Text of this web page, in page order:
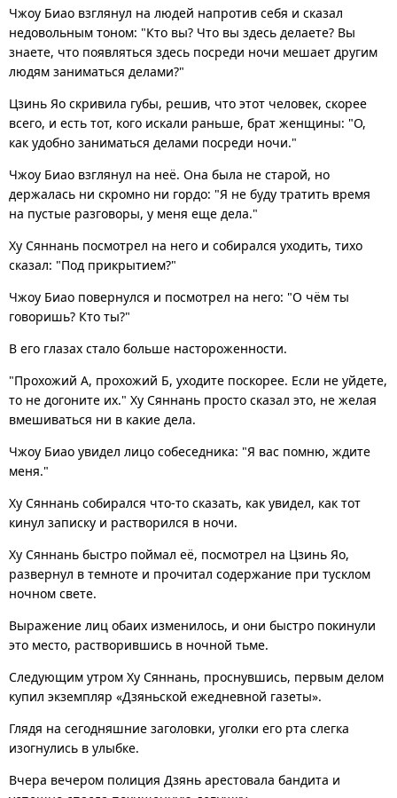
Чжоу Биао взглянул на людей напротив себя и сказал
недовольным тоном: "Кто вы? Что вы здесь делаете? Вы
знаете, что появляться здесь посреди ночи мешает другим
людям заниматься делами?"
Цзинь Яо скривила губы, решив, что этот человек, скорее
всего, и есть тот, кого искали раньше, брат женщины: "О,
как удобно заниматься делами посреди ночи."
Чжоу Биао взглянул на неё. Она была не старой, но
держалась ни скромно ни гордо: "Я не буду тратить время
на пустые разговоры, у меня еще дела."
Ху Сяннань посмотрел на него и собирался уходить, тихо
сказал: "Под прикрытием?"
Чжоу Биао повернулся и посмотрел на него: "О чём ты
говоришь? Кто ты?"
В его глазах стало больше настороженности.
"Прохожий А, прохожий Б, уходите поскорее. Если не уйдете,
то не догоните их." Ху Сяннань просто сказал это, не желая
вмешиваться ни в какие дела.
Чжоу Биао увидел лицо собеседника: "Я вас помню, ждите
меня."
Ху Сяннань собирался что-то сказать, как увидел, как тот
кинул записку и растворился в ночи.
Ху Сяннань быстро поймал её, посмотрел на Цзинь Яо,
развернул в темноте и прочитал содержание при тусклом
ночном свете.
Выражение лиц обаих изменилось, и они быстро покинули
это место, растворившись в ночной тьме.
Следующим утром Ху Сяннань, проснувшись, первым делом
купил экземпляр «Дзяньской ежедневной газеты».
Глядя на сегодняшние заголовки, уголки его рта слегка
изогнулись в улыбке.
Вчера вечером полиция Дзянь арестовала бандита и